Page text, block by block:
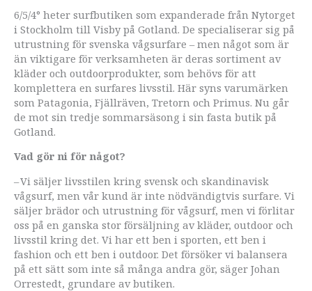
6/5/4° heter surfbutiken som expanderade från Nytorget
i Stockholm till Visby på Gotland. De specialiserar sig på
utrustning för svenska vågsurfare – men något som är
än viktigare för verksamheten är deras sortiment av
kläder och outdoorprodukter, som behövs för att
komplettera en surfares livsstil. Här syns varumärken
som Patagonia, Fjällräven, Tretorn och Primus. Nu går
de mot sin tredje sommarsäsong i sin fasta butik på
Gotland.
Vad gör ni för något?
– Vi säljer livsstilen kring svensk och skandinavisk
vågsurf, men vår kund är inte nödvändigtvis surfare. Vi
säljer brädor och utrustning för vågsurf, men vi förlitar
oss på en ganska stor försäljning av kläder, outdoor och
livsstil kring det. Vi har ett ben i sporten, ett ben i
fashion och ett ben i outdoor. Det försöker vi balansera
på ett sätt som inte så många andra gör, säger Johan
Orrestedt, ­grundare av butiken.